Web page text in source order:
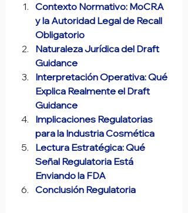
Contexto Normativo: MoCRA
y la Autoridad Legal de Recall
Obligatorio
Naturaleza Jurídica del Draft
Guidance
Interpretación Operativa: Qué
Explica Realmente el Draft
Guidance
Implicaciones Regulatorias
para la Industria Cosmética
Lectura Estratégica: Qué
Señal Regulatoria Está
Enviando la FDA
Conclusión Regulatoria